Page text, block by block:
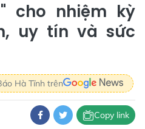
cho nhiệm kỳ
uy tín và sức
Hà Tĩnh trên
Copy link